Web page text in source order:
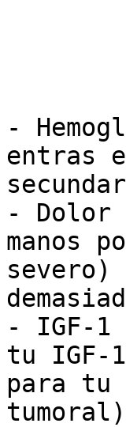
-
entras
- Dolor
manos
- IGF-1
tu IGF-
para tu